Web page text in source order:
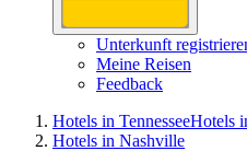
Unterkunft
Meine Reisen
Feedback
Hotels in TennesseeHotels
Hotels in Nashville